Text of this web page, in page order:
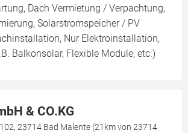
Dach Vermietung / Verpachtung,
Solarstromspeicher / PV
Nur Elektroinstallation,
Balkonsolar, Flexible Module, etc.)
& CO.KG
23714 Bad Malente (21km von 23714